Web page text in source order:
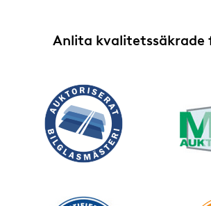
Anlita kvalitetssäkrade